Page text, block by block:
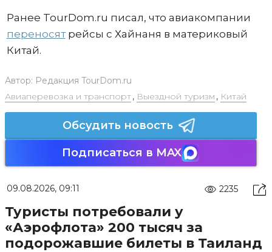
Ранее TourDom.ru писал, что авиакомпании
переносятрейсы с Хайнаня в материковый
Китай.
Автор: Редакция TourDom.ru
Авиаперевозка и транспорт, Выездной туризм , Китай
Обсудить новость
Подписаться в MAX
09.08.2026, 09:11 2235
Туристы потребовали у
«Аэрофлота» 200 тысяч за
подорожавшие билеты в Таиланд